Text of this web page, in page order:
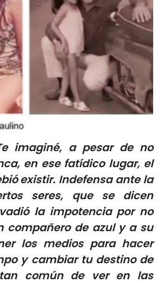
imaginé, a pesar de no
en ese fatídico lugar, el
existir. Indefensa ante la
seres, que se dicen
la impotencia por no
compañero de azul y a su
los medios para hacer
y cambiar tu destino de
común de ver en las